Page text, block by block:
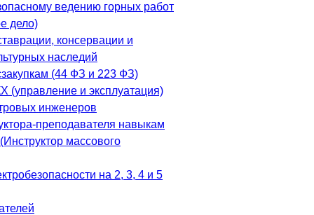
ведению горных работ
дело)
консервации и
наследий
(44 ФЗ и 223 ФЗ)
(управление и эксплуатация)
инженеров
преподавателя навыкам
массового
на 2, 3, 4 и 5